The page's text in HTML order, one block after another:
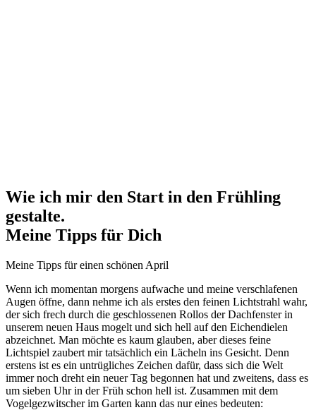
Wie ich mir den Start in den Frühling
gestalte.
Meine Tipps für Dich
Meine Tipps für einen schönen April
Wenn ich momentan morgens aufwache und meine verschlafenen
Augen öffne, dann nehme ich als erstes den feinen Lichtstrahl wahr,
der sich frech durch die geschlossenen Rollos der Dachfenster in
unserem neuen Haus mogelt und sich hell auf den Eichendielen
abzeichnet. Man möchte es kaum glauben, aber dieses feine
Lichtspiel zaubert mir tatsächlich ein Lächeln ins Gesicht. Denn
erstens ist es ein untrügliches Zeichen dafür, dass sich die Welt
immer noch dreht ein neuer Tag begonnen hat und zweitens, dass es
um sieben Uhr in der Früh schon hell ist. Zusammen mit dem
Vogelgezwitscher im Garten kann das nur eines bedeuten: